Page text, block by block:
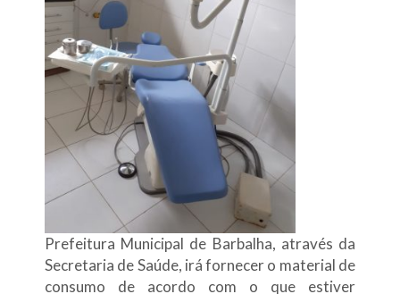
Prefeitura Municipal de Barbalha, através da
Secretaria de Saúde, irá fornecer o material de
consumo de acordo com o que estiver